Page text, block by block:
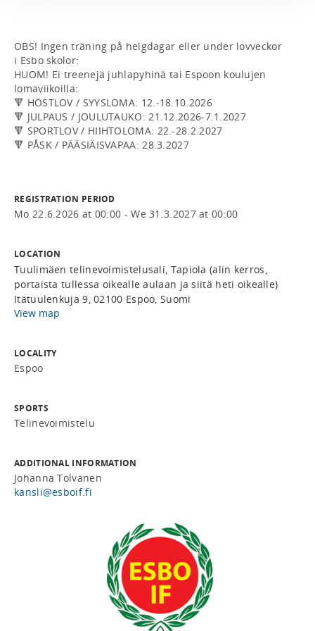
OBS! Ingen träning på helgdagar eller under lovveckor
i Esbo skolor:
HUOM! Ei treenejä juhlapyhinä tai Espoon koulujen
lomaviikoilla:
🔻 HÖSTLOV / SYYSLOMA: 12.-18.10.2026
🔻 JULPAUS / JOULUTAUKO: 21.12.2026-7.1.2027
🔻 SPORTLOV / HIIHTOLOMA: 22.-28.2.2027
🔻 PÅSK / PÄÄSIÄISVAPAA: 28.3.2027
REGISTRATION PERIOD
Mo 22.6.2026 at 00:00 - We 31.3.2027 at 00:00
LOCATION
Tuulimäen telinevoimistelusali, Tapiola (alin kerros,
portaista tullessa oikealle aulaan ja siitä heti oikealle)
Itätuulenkuja 9, 02100 Espoo, Suomi
View map
LOCALITY
Espoo
SPORTS
Telinevoimistelu
ADDITIONAL INFORMATION
Johanna Tolvanen
kansli@esboif.fi